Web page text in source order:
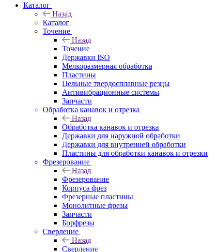
Каталог
Назад
Каталог
Точение
Назад
Точение
Державки ISO
Мелкоразмерная обработка
Пластины
Цельные твердосплавные резцы
Антивибрационные системы
Запчасти
Обработка канавок и отрезка
Назад
Обработка канавок и отрезка
Державки для наружной обработки
Державки для внутренней обработки
Пластины для обработки канавок и отрезки
Фрезерование
Назад
Фрезерование
Корпуса фрез
Фрезерные пластины
Монолитные фрезы
Запчасти
Борфрезы
Сверление
Назад
Сверление